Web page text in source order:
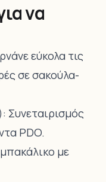
να
εύκολα τις
σε σακούλα-
Συνεταιρισμός
PDO.
με